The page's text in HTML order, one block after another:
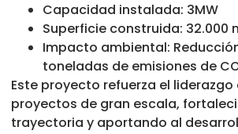
Capacidad instalada: 3MW
Superficie construida: 32.000
Impacto ambiental:
toneladas de emisiones de
Este proyecto refuerza el liderazgo
proyectos de gran escala,
trayectoria y aportando al